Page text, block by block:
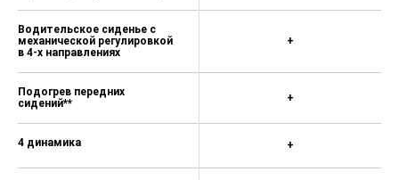
Водительское сиденье с
механической регулировкой
в 4-х направлениях
Подогрев передних
сидений**
4 динамика
+
+
+